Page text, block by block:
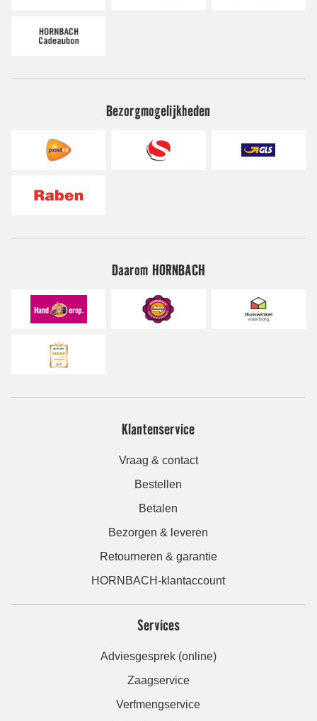
Bezorgmogelijkheden
Daarom HORNBACH
Klantenservice
Vraag & contact
Bestellen
Betalen
Bezorgen & leveren
Retourneren & garantie
HORNBACH-klantaccount
Services
Adviesgesprek (online)
Zaagservice
Verfmengservice